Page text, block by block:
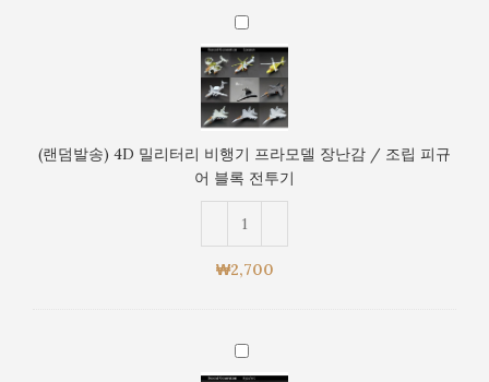
기
장
난
감
/
조
립
피
어
블
록
기
(랜
덤
발
송)
4D
리
터
행
기
모
(랜덤발송) 4D 밀리터리 비행기 프라모델 장난감 / 조립 피규
어 블록 전투기
₩2,700
(8
개